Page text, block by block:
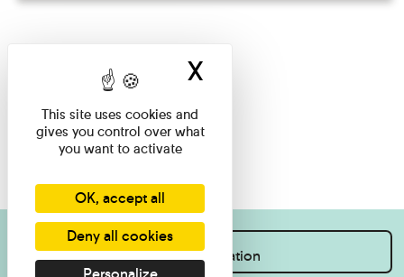
I want information
This site uses cookies and
gives you control over what
you want to activate
OK, accept all
Deny all cookies
X